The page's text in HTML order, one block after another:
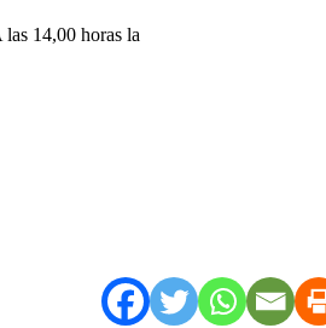
las 14,00 horas la